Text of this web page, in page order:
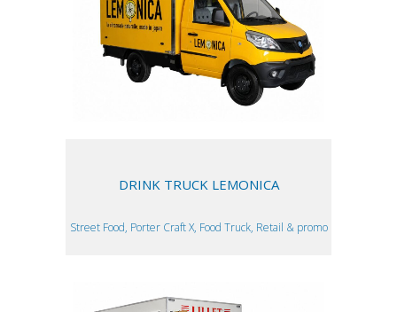
DRINK TRUCK LEMONICA
Street Food, Porter Craft X, Food Truck, Retail & promo